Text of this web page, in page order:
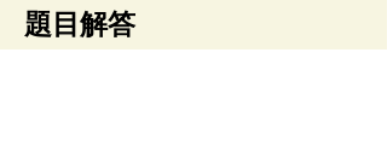
題目解答